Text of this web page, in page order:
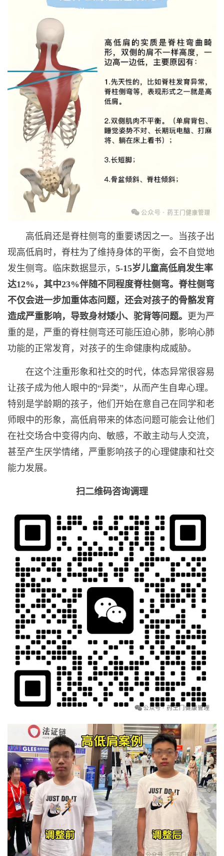
高低肩还是脊柱侧弯的重要诱因之一。当孩子出
现高低肩时，脊柱为了维持身体的平衡，会不自觉地
发生侧弯。临床数据显示， 5-15岁儿童高低肩发生率
达12%，其中23%伴随不同程度脊柱侧弯。脊柱侧弯
不仅会进一步加重体态问题，还会对孩子的骨骼发育
造成严重影响，导致身材矮小、驼背等问题。 更为严
重的是，严重的脊柱侧弯还可能压迫心肺，影响心肺
功能的正常发育，对孩子的生命健康构成威胁。
在这个注重形象和社交的时代，体态异常很容易
让孩子成为他人眼中的“异类”，从而产生自卑心理。
特别是学龄期的孩子，他们开始在意自己在同学和老
师眼中的形象，高低肩带来的体态问题可能会让他们
在社交场合中变得内向、敏感，不敢主动与人交流，
甚至产生厌学情绪，严重影响孩子的心理健康和社交
能力发展。
扫二维码咨询调理